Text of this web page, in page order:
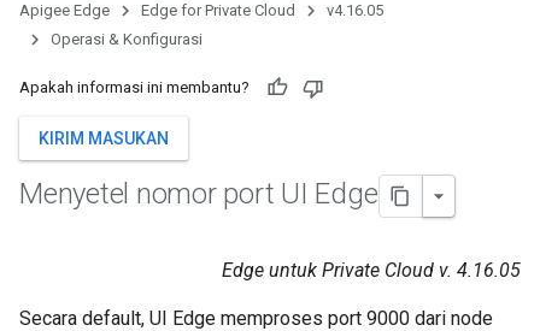
Apigee Edge Edge for Private Cloud
v4.16.05
Operasi & Konfigurasi
Apakah informasi ini membantu?
KIRIM MASUKAN
Menyetel nomor port UI Edge
Edge untuk Private Cloud v. 4.16.05
Secara default, UI Edge memproses port 9000 dari node